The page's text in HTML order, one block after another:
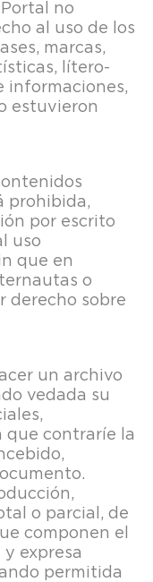
no
al uso de los
marcas,
lítero-
informaciones,
estuvieron
prohibida,
por escrito
uso
que en
o
derecho sobre
un archivo
vedada su
que contraríe la
o parcial, de
componen el
expresa
permitida